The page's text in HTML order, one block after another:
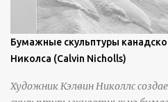
Бумажные скульптуры
Николса (Calvin Nicholls)
Художник Кэлвин Николлс